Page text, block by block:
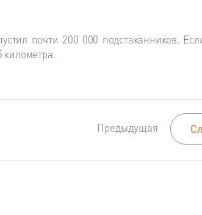
почти 200 000 подстаканников.
километра.
Предыдущая